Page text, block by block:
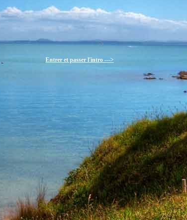
Entrer et passer l'intro --->